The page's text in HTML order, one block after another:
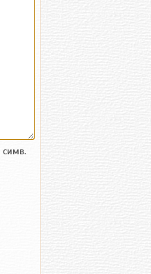
симв.